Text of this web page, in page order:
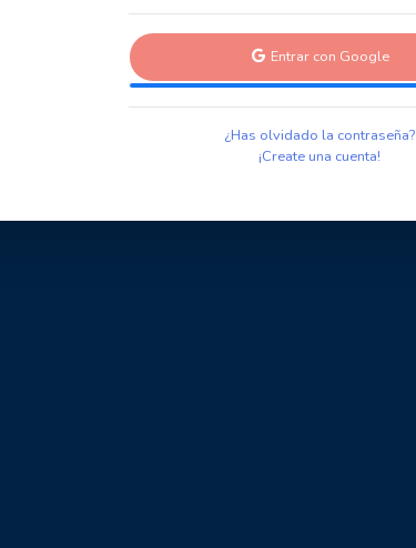
Entrar con Google
¿Has olvidado la contraseña?
¡Create una cuenta!